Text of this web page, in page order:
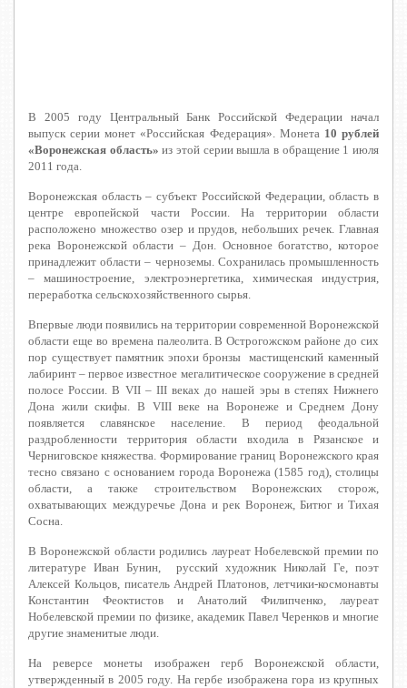
В 2005 году Центральный Банк Российской Федерации начал
выпуск серии монет «Российская Федерация». Монета 10 рублей
«Воронежская область» из этой серии вышла в обращение 1 июля
2011 года.
Воронежская область – субъект Российской Федерации, область в
центре европейской части России. На территории области
расположено множество озер и прудов, небольших речек. Главная
река Воронежской области – Дон. Основное богатство, которое
принадлежит области – черноземы. Сохранилась промышленность
– машиностроение, электроэнергетика, химическая индустрия,
переработка сельскохозяйственного сырья.
Впервые люди появились на территории современной Воронежской
области еще во времена палеолита. В Острогожском районе до сих
пор существует памятник эпохи бронзы мастищенский каменный
лабиринт – первое известное мегалитическое сооружение в средней
полосе России. В VII – III веках до нашей эры в степях Нижнего
Дона жили скифы. В VIII веке на Воронеже и Среднем Дону
появляется славянское население. В период феодальной
раздробленности территория области входила в Рязанское и
Черниговское княжества. Формирование границ Воронежского края
тесно связано с основанием города Воронежа (1585 год), столицы
области, а также строительством Воронежских сторож,
охватывающих междуречье Дона и рек Воронеж, Битюг и Тихая
Сосна.
В Воронежской области родились лауреат Нобелевской премии по
литературе Иван Бунин, русский художник Николай Ге, поэт
Алексей Кольцов, писатель Андрей Платонов, летчики-космонавты
Константин Феоктистов и Анатолий Филипченко, лауреат
Нобелевской премии по физике, академик Павел Черенков и многие
другие знаменитые люди.
На реверсе монеты изображен герб Воронежской области,
утвержденный в 2005 году. На гербе изображена гора из крупных